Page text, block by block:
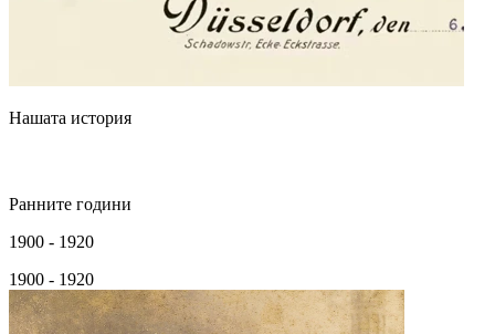
Нашата история
Ранните години
1900 - 1920
1900 - 1920